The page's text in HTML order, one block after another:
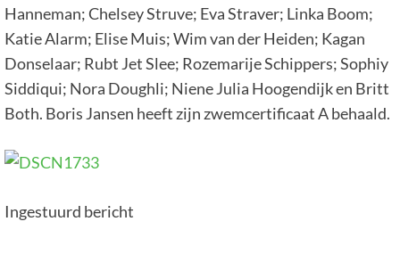
Hanneman; Chelsey Struve; Eva Straver; Linka Boom;
Katie Alarm; Elise Muis; Wim van der Heiden; Kagan
Donselaar; Rubt Jet Slee; Rozemarije Schippers; Sophiy
Siddiqui; Nora Doughli; Niene Julia Hoogendijk en Britt
Both. Boris Jansen heeft zijn zwemcertificaat A behaald.
Ingestuurd bericht